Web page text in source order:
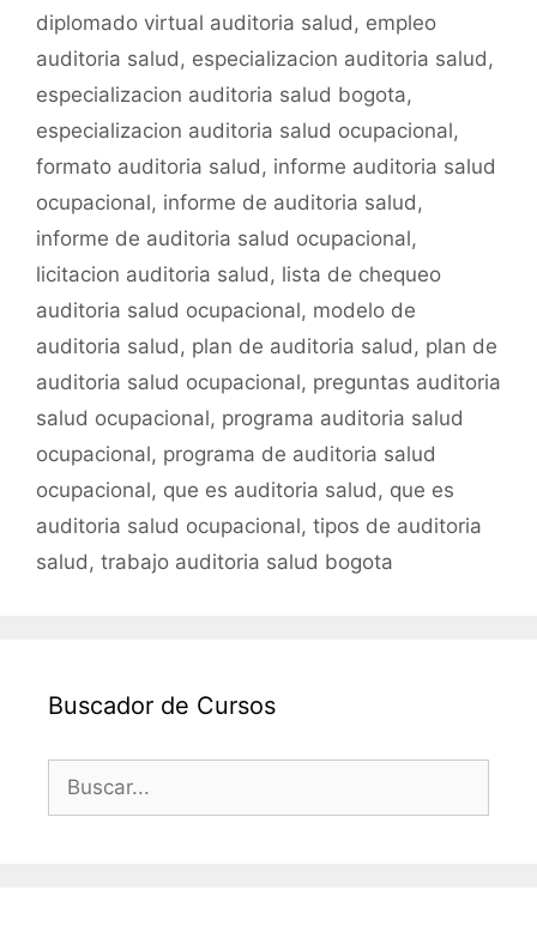
diplomado virtual auditoria salud , empleo
auditoria salud , especializacion auditoria salud ,
especializacion auditoria salud bogota,
especializacion auditoria salud ocupacional,
formato auditoria salud , informe auditoria salud
ocupacional, informe de auditoria salud ,
informe de auditoria salud ocupacional,
licitacion auditoria salud , lista de chequeo
auditoria salud ocupacional, modelo de
auditoria salud , plan de auditoria salud , plan de
auditoria salud ocupacional, preguntas auditoria
salud ocupacional, programa auditoria salud
ocupacional, programa de auditoria salud
ocupacional, que es auditoria salud , que es
auditoria salud ocupacional, tipos de auditoria
salud , trabajo auditoria salud bogota
Buscador de Cursos